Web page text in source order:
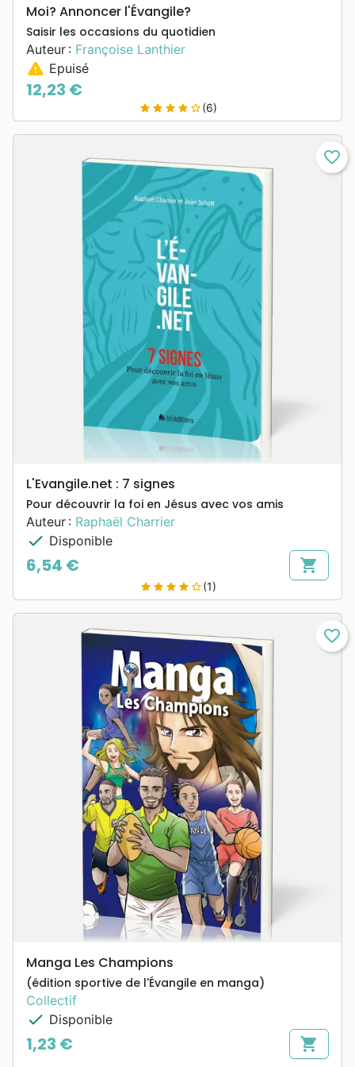
Moi? Annoncer l'Évangile?
Saisir les occasions du quotidien
Auteur : Françoise Lanthier
warning Epuisé
Prix
12,23 €
star star star star star_border(6)
favorite_border
L'Evangile.net : 7 signes
Pour découvrir la foi en Jésus avec vos amis
Auteur : Raphaël Charrier
check Disponible
Prix
6,54 € shopping_cart
star star star star star_border(1)
favorite_border
Manga Les Champions
(édition sportive de l'Évangile en manga)
Collectif
check Disponible
Prix
1,23 € shopping_cart